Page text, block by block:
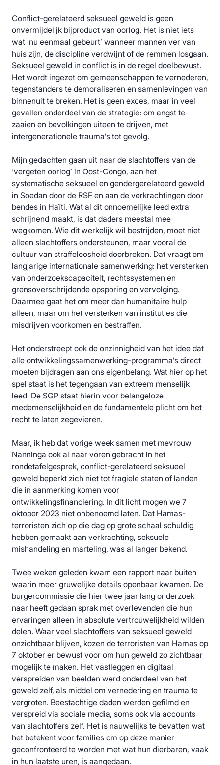
Conflict-gerelateerd seksueel geweld is geen
onvermijdelijk bijproduct van oorlog. Het is niet iets
wat ‘nu eenmaal gebeurt’ wanneer mannen ver van
huis zijn, de discipline verdwijnt of de remmen losgaan.
Seksueel geweld in conflict is in de regel doelbewust.
Het wordt ingezet om gemeenschappen te vernederen,
tegenstanders te demoraliseren en samenlevingen van
binnenuit te breken. Het is geen exces, maar in veel
gevallen onderdeel van de strategie: om angst te
zaaien en bevolkingen uiteen te drijven, met
intergenerationele trauma’s tot gevolg.
Mijn gedachten gaan uit naar de slachtoffers van de
‘vergeten oorlog’ in Oost-Congo, aan het
systematische seksueel en gendergerelateerd geweld
in Soedan door de RSF en aan de verkrachtingen door
bendes in Haïti. Wat al dit onnoemelijke leed extra
schrijnend maakt, is dat daders meestal mee
wegkomen. Wie dit werkelijk wil bestrijden, moet niet
alleen slachtoffers ondersteunen, maar vooral de
cultuur van straffeloosheid doorbreken. Dat vraagt om
langjarige internationale samenwerking: het versterken
van onderzoekscapaciteit, rechtssystemen en
grensoverschrijdende opsporing en vervolging.
Daarmee gaat het om meer dan humanitaire hulp
alleen, maar om het versterken van instituties die
misdrijven voorkomen en bestraffen.
Het onderstreept ook de onzinnigheid van het idee dat
alle ontwikkelingssamenwerking-programma’s direct
moeten bijdragen aan ons eigenbelang. Wat hier op het
spel staat is het tegengaan van extreem menselijk
leed. De SGP staat hierin voor belangeloze
medemenselijkheid en de fundamentele plicht om het
recht te laten zegevieren.
Maar, ik heb dat vorige week samen met mevrouw
Nanninga ook al naar voren gebracht in het
rondetafelgesprek, conflict-gerelateerd seksueel
geweld beperkt zich niet tot fragiele staten of landen
die in aanmerking komen voor
ontwikkelingsfinanciering. In dit licht mogen we 7
oktober 2023 niet onbenoemd laten. Dat Hamas-
terroristen zich op die dag op grote schaal schuldig
hebben gemaakt aan verkrachting, seksuele
mishandeling en marteling, was al langer bekend.
Twee weken geleden kwam een rapport naar buiten
waarin meer gruwelijke details openbaar kwamen. De
burgercommissie die hier twee jaar lang onderzoek
naar heeft gedaan sprak met overlevenden die hun
ervaringen alleen in absolute vertrouwelijkheid wilden
delen. Waar veel slachtoffers van seksueel geweld
onzichtbaar blijven, kozen de terroristen van Hamas op
7 oktober er bewust voor om hun geweld zo zichtbaar
mogelijk te maken. Het vastleggen en digitaal
verspreiden van beelden werd onderdeel van het
geweld zelf, als middel om vernedering en trauma te
vergroten. Beestachtige daden werden gefilmd en
verspreid via sociale media, soms ook via accounts
van slachtoffers zelf. Het is nauwelijks te bevatten wat
het betekent voor families om op deze manier
geconfronteerd te worden met wat hun dierbaren, vaak
in hun laatste uren, is aangedaan.